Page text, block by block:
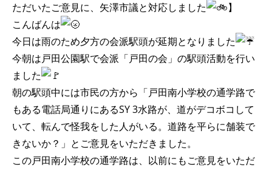
ただいたご意見に、矢澤市議と対応しました
】
こんばんは
今日は雨のため夕方の会派駅頭が延期となりました
今朝は戸田公園駅で会派「戸田の会」の駅頭活動を行い
ました
朝の駅頭中には市民の方から「戸田南小学校の通学路で
もある電話局通りにあるSY 3水路が、道がデコボコして
いて、転んで怪我をした人がいる。道路を平らに舗装で
きないか？」とご意見をいただきました。
この戸田南小学校の通学路は、以前にもご意見をいただ